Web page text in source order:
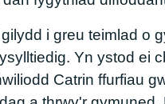
i greu teimlad o
Yn ystod ei
Catrin ffurfiau